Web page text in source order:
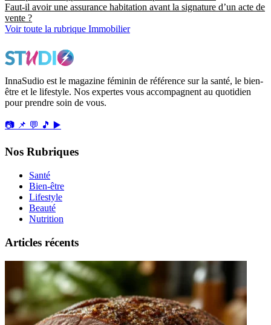
Faut-il avoir une assurance habitation avant la signature d’un acte de
vente ?
Voir toute la rubrique Immobilier
InnaSudio est le magazine féminin de référence sur la santé, le bien-
être et le lifestyle. Nos expertes vous accompagnent au quotidien
pour prendre soin de vous.
📷 📌 💬 🎵 ▶️
Nos Rubriques
Santé
Bien-être
Lifestyle
Beauté
Nutrition
Articles récents